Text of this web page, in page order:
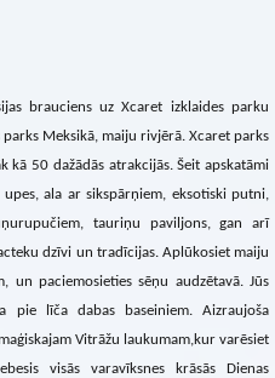
brauciens uz Xcaret izklaides parku
Meksikā, maiju rivjērā. Xcaret parks
50 dažādās atrakcijās. Šeit apskatāmi
ala ar sikspārņiem, eksotiski putni,
tauriņu paviljons, gan arī
dzīvi un tradīcijas. Aplūkosiet maiju
un paciemosieties sēņu audzētavā. Jūs
pie līča dabas baseiniem. Aizraujoša
Vitrāžu laukumam,kur varēsiet
visās varavīksnes krāsās Dienas